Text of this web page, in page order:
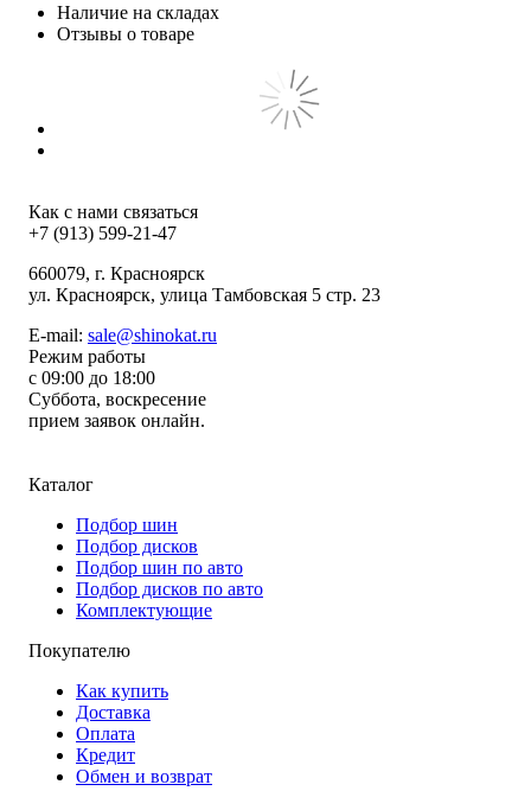
Наличие на складах
Отзывы о товаре
Как с нами связаться
+7 (913) 599-21-47
660079, г. Красноярск
ул. Красноярск, улица Тамбовская 5 стр. 23
E-mail: sale@shinokat.ru
Режим работы
с 09:00 до 18:00
Суббота, воскресение
прием заявок онлайн.
Каталог
Подбор шин
Подбор дисков
Подбор шин по авто
Подбор дисков по авто
Комплектующие
Покупателю
Как купить
Доставка
Оплата
Кредит
Обмен и возврат